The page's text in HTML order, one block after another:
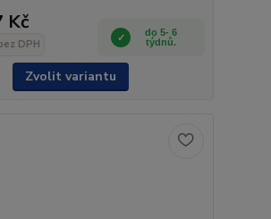
Kč
DPH
do 5- 6
týdnů.
Zvolit variantu